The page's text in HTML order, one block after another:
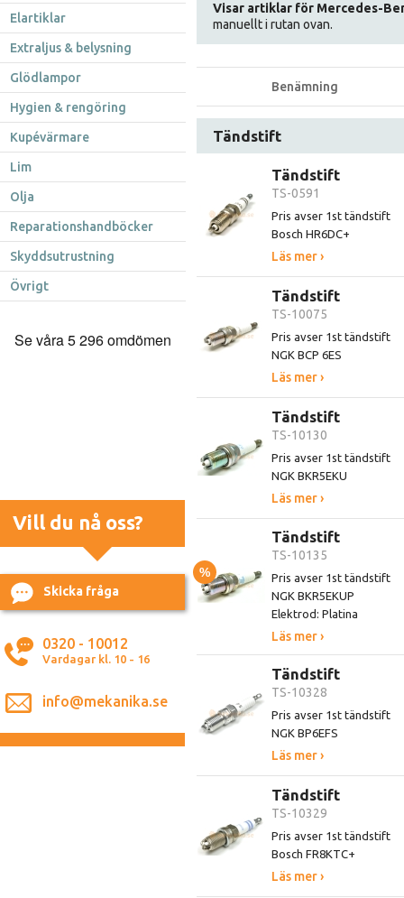
Elartiklar
Extraljus & belysning
Glödlampor
Hygien & rengöring
Kupévärmare
Lim
Olja
Reparationshandböcker
Skyddsutrustning
Övrigt
Vill du nå oss?
Skicka fråga
0320 - 10012
Vardagar kl. 10 - 16
info@mekanika.se
Visar artiklar för Mercedes-
manuellt i rutan ovan.
Benämning
Tändstift
Tändstift
TS-0591
Pris avser 1st tändstift
Bosch HR6DC+
Läs mer ›
Tändstift
TS-10075
Pris avser 1st tändstift
NGK BCP 6ES
Läs mer ›
Tändstift
TS-10130
Pris avser 1st tändstift
NGK BKR5EKU
Läs mer ›
%
Tändstift
TS-10135
Pris avser 1st tändstift
NGK BKR5EKUP
Elektrod: Platina
Läs mer ›
Tändstift
TS-10328
Pris avser 1st tändstift
NGK BP6EFS
Läs mer ›
Tändstift
TS-10329
Pris avser 1st tändstift
Bosch FR8KTC+
Läs mer ›